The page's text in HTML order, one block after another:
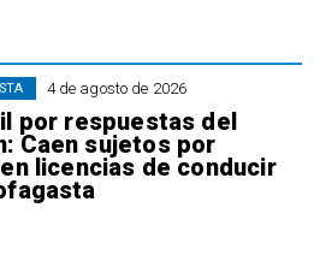
4 de agosto de 2026
por respuestas del
Caen sujetos por
licencias de conducir